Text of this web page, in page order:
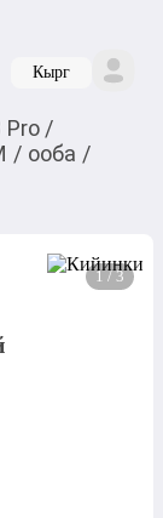
Кырг
Pro /
/ ооба /
1 / 3